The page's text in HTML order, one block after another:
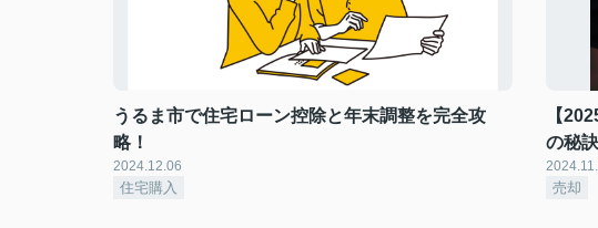
うるま市で住宅ローン控除と年末調整を完全攻
略！
2024.12.06
住宅購入
【
の秘
売却